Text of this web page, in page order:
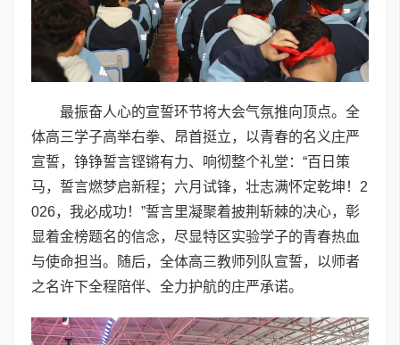
最振奋人心的宣誓环节将大会气氛推向顶点。全
体高三学子高举右拳、昂首挺立，以青春的名义庄严
宣誓，铮铮誓言铿锵有力、响彻整个礼堂：“百日策
马，誓言燃梦启新程；六月试锋，壮志满怀定乾坤！2
026，我必成功！”誓言里凝聚着披荆斩棘的决心，彰
显着金榜题名的信念，尽显特区实验学子的青春热血
与使命担当。随后，全体高三教师列队宣誓，以师者
之名许下全程陪伴、全力护航的庄严承诺。